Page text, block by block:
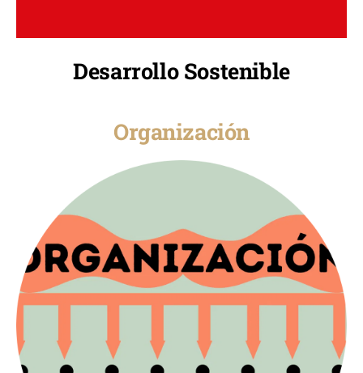
Desarrollo Sostenible
Organización